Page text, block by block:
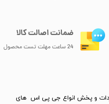
و پخش انواع جی پی اس های
ضمانت اصالت کالا
24 ساعت مهلت تست محصول